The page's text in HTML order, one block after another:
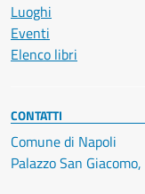
Luoghi
Eventi
Elenco libri
CONTATTI
Comune di Napoli
Palazzo San